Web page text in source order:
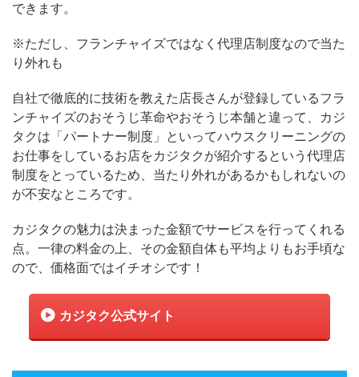
できます。
※ただし、フランチャイズではなく代理店制度なので当た
り外れも
自社で徹底的に技術を教えた店長さんが登録しているフラ
ンチャイズのおそうじ革命やおそうじ本舗と違って、カジ
タクは「パートナー制度」といってハウスクリーニングの
お仕事をしているお店をカジタクが紹介するという代理店
制度をとっているため、当たり外れがあるかもしれないの
が不安なところです。
カジタクの魅力は決まった金額でサービスを行ってくれる
点。一律の料金の上、その金額自体も平均よりもお手頃な
ので、価格面ではイチオシです！
カジタク公式サイト